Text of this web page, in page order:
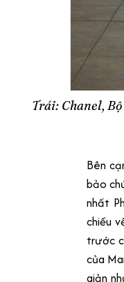
Trái: Chanel,
Bên
bảo
nhất
chiếu
trước
của
giản